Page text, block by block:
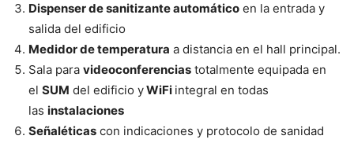
Dispenser de sanitizante automático en la entrada y
salida del edificio
Medidor de temperatura a distancia en el hall principal.
Sala para videoconferencias totalmente equipada en
el SUM del edificio yWiFi integral en todas
las instalaciones
Señaléticas con indicaciones y protocolo de sanidad